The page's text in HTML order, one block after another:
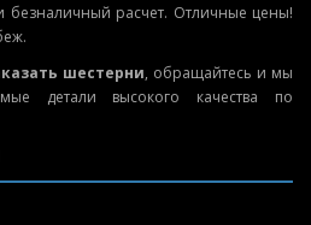
безналичный расчет. Отличные цены!
шестерни, обращайтесь и мы
детали высокого качества по